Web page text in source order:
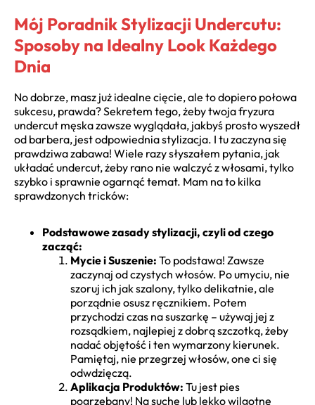
Mój Poradnik Stylizacji Undercutu:
Sposoby na Idealny Look Każdego
Dnia
No dobrze, masz już idealne cięcie, ale to dopiero połowa
sukcesu, prawda? Sekretem tego, żeby twoja fryzura
undercut męska zawsze wyglądała, jakbyś prosto wyszedł
od barbera, jest odpowiednia stylizacja. I tu zaczyna się
prawdziwa zabawa! Wiele razy słyszałem pytania, jak
układać undercut, żeby rano nie walczyć z włosami, tylko
szybko i sprawnie ogarnąć temat. Mam na to kilka
sprawdzonych tricków:
Podstawowe zasady stylizacji, czyli od czego
zacząć:
Mycie i Suszenie: To podstawa! Zawsze
zaczynaj od czystych włosów. Po umyciu, nie
szoruj ich jak szalony, tylko delikatnie, ale
porządnie osusz ręcznikiem. Potem
przychodzi czas na suszarkę – używaj jej z
rozsądkiem, najlepiej z dobrą szczotką, żeby
nadać objętość i ten wymarzony kierunek.
Pamiętaj, nie przegrzej włosów, one ci się
odwdzięczą.
Aplikacja Produktów: Tu jest pies
pogrzebany! Na suche lub lekko wilgotne